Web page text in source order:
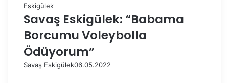
Savaş Eskigülek: “Babama
Borcumu Voleybolla
Ödüyorum”
Savaş Eskigülek06.05.2022